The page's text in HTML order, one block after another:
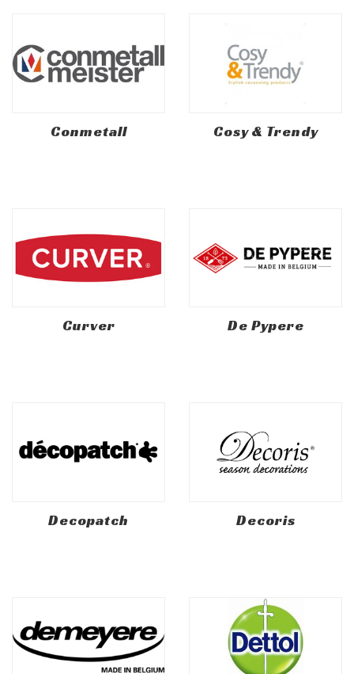
Conmetall Cosy & Trendy
Curver De Pypere
Decopatch Decoris